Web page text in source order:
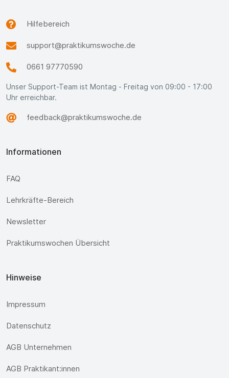
Hilfebereich
support@praktikumswoche.de
0661 97770590
Unser Support-Team ist Montag - Freitag von 09:00 - 17:00
Uhr erreichbar.
feedback@praktikumswoche.de
Informationen
FAQ
Lehrkräfte-Bereich
Newsletter
Praktikumswochen Übersicht
Hinweise
Impressum
Datenschutz
AGB Unternehmen
AGB Praktikant:innen